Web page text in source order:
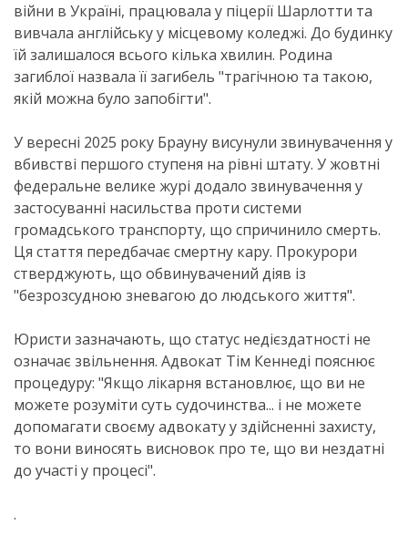
війни в Україні, працювала у піцерії Шарлотти та
вивчала англійську у місцевому коледжі. До будинку
їй залишалося всього кілька хвилин. Родина
загиблої назвала її загибель "трагічною та такою,
якій можна було запобігти".
У вересні 2025 року Брауну висунули звинувачення у
вбивстві першого ступеня на рівні штату. У жовтні
федеральне велике журі додало звинувачення у
застосуванні насильства проти системи
громадського транспорту, що спричинило смерть.
Ця стаття передбачає смертну кару. Прокурори
стверджують, що обвинувачений діяв із
"безрозсудною зневагою до людського життя".
Юристи зазначають, що статус недієздатності не
означає звільнення. Адвокат Тім Кеннеді пояснює
процедуру: "Якщо лікарня встановлює, що ви не
можете розуміти суть судочинства... і не можете
допомагати своєму адвокату у здійсненні захисту,
то вони виносять висновок про те, що ви нездатні
до участі у процесі".
.